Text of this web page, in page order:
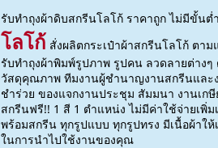
รับทำถุงผ้าดิบสกรีนโลโก้ ราคาถูก ไม่มีขั้นต่ำ
โลโก้ สั่งผลิตกระเป๋าผ้าสกรีนโลโก้ ตา
รับทำถุงผ้าพิมพ์รูปภาพ รูปคน ลวดลายต่าง
วัสดุคุณภาพ ทีมงานผู้ชำนาญงานสกรีนและ
ชำร่วย ของแจกงานประชุม สัมมนา งานเก
สกรีนฟรี!! 1 สี 1 ตำแหน่ง ไม่มีค่าใช้จ่ายเพิ่ม
พร้อมสกรีน ทุกรูปแบบ ทุกรูปทรง มีเนื้อผ้าใ
ในการนำไปใช้งานของคุณ